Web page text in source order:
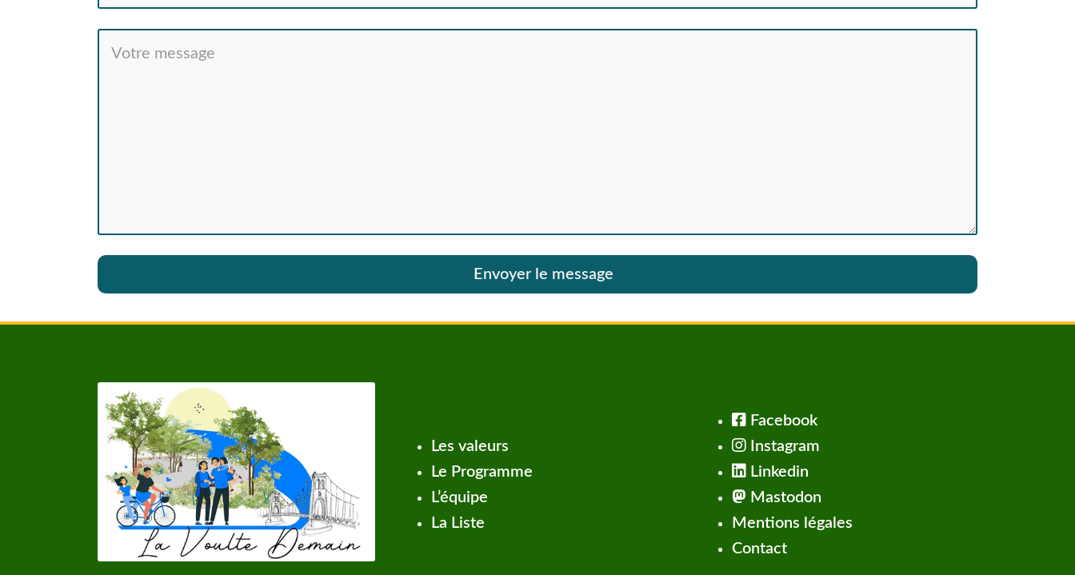
Envoyer le message
Les valeurs
Le Programme
L’équipe
La Liste
Facebook
Instagram
Linkedin
Mastodon
Mentions légales
Contact